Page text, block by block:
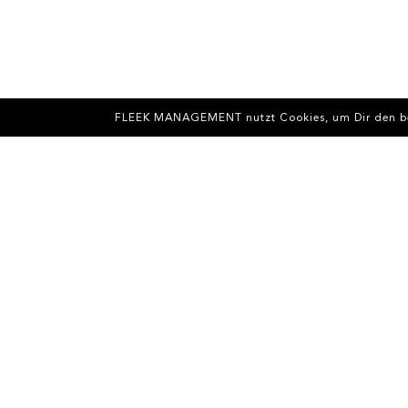
FLEEK MANAGEMENT nutzt Cookies, um Dir